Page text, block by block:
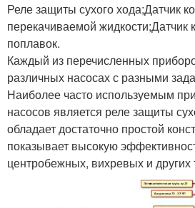
Реле защиты сухого хода;Датчик
перекачиваемой жидкости;Датчик
поплавок.
Каждый из перечисленных
различных насосах с разными
Наиболее часто используемым
насосов является реле защиты
обладает достаточно простой
показывает высокую
центробежных, вихревых и других